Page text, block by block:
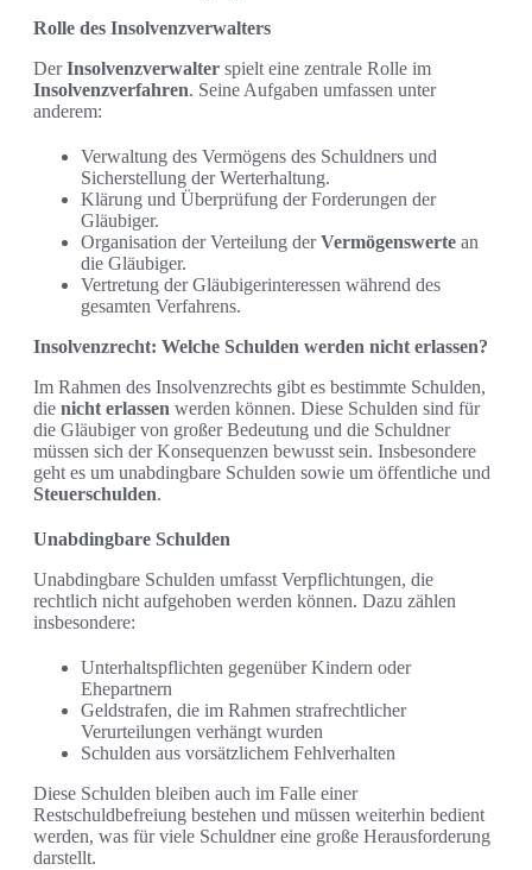
Rolle des Insolvenzverwalters
DerInsolvenzverwalter spielt eine zentrale Rolle im
Insolvenzverfahren. Seine Aufgaben umfassen unter
anderem:
Verwaltung des Vermögens des Schuldners und
Sicherstellung der Werterhaltung.
Klärung und Überprüfung der Forderungen der
Gläubiger.
Organisation der Verteilung derVermögenswerte an
die Gläubiger.
Vertretung der Gläubigerinteressen während des
gesamten Verfahrens.
Insolvenzrecht: Welche Schulden werden nicht erlassen?
Im Rahmen des Insolvenzrechts gibt es bestimmte Schulden,
die nicht erlassen werden können. Diese Schulden sind für
die Gläubiger von großer Bedeutung und die Schuldner
müssen sich der Konsequenzen bewusst sein. Insbesondere
geht es um unabdingbare Schulden sowie um öffentliche und
Steuerschulden.
Unabdingbare Schulden
Unabdingbare Schulden umfasst Verpflichtungen, die
rechtlich nicht aufgehoben werden können. Dazu zählen
insbesondere:
Unterhaltspflichten gegenüber Kindern oder
Ehepartnern
Geldstrafen, die im Rahmen strafrechtlicher
Verurteilungen verhängt wurden
Schulden aus vorsätzlichem Fehlverhalten
Diese Schulden bleiben auch im Falle einer
Restschuldbefreiung bestehen und müssen weiterhin bedient
werden, was für viele Schuldner eine große Herausforderung
darstellt.